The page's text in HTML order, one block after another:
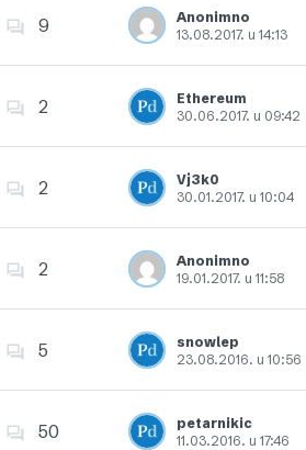
Dodajte u favorite
9
Anonimno
13.08.2017. u 14:13
Dodajte u favorite
2
Ethereum
30.06.2017. u 09:42
Dodajte u favorite
2
Vj3k0
30.01.2017. u 10:04
Dodajte u favorite
2
Anonimno
19.01.2017. u 11:58
Dodajte u favorite
5
snowlep
23.08.2016. u 10:56
Dodajte u favorite
50
petarnikic
11.03.2016. u 17:46